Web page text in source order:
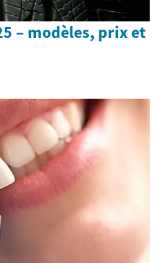
– modèles, prix et